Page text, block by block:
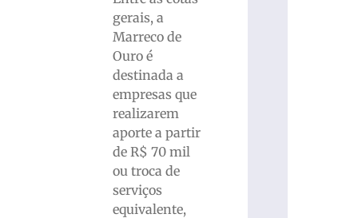
gerais, a
Marreco de
Ouro é
destinada a
empresas que
realizarem
aporte a partir
de R$ 70 mil
ou troca de
serviços
equivalente,